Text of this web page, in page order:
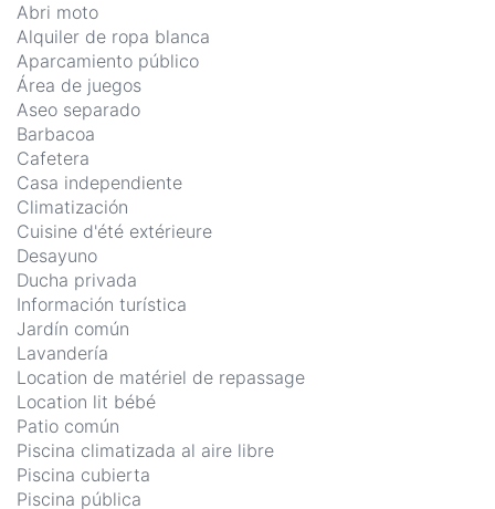
Abri moto
Alquiler de ropa blanca
Aparcamiento público
Área de juegos
Aseo separado
Barbacoa
Cafetera
Casa independiente
Climatización
Cuisine d'été extérieure
Desayuno
Ducha privada
Información turística
Jardín común
Lavandería
Location de matériel de repassage
Location lit bébé
Patio común
Piscina climatizada al aire libre
Piscina cubierta
Piscina pública